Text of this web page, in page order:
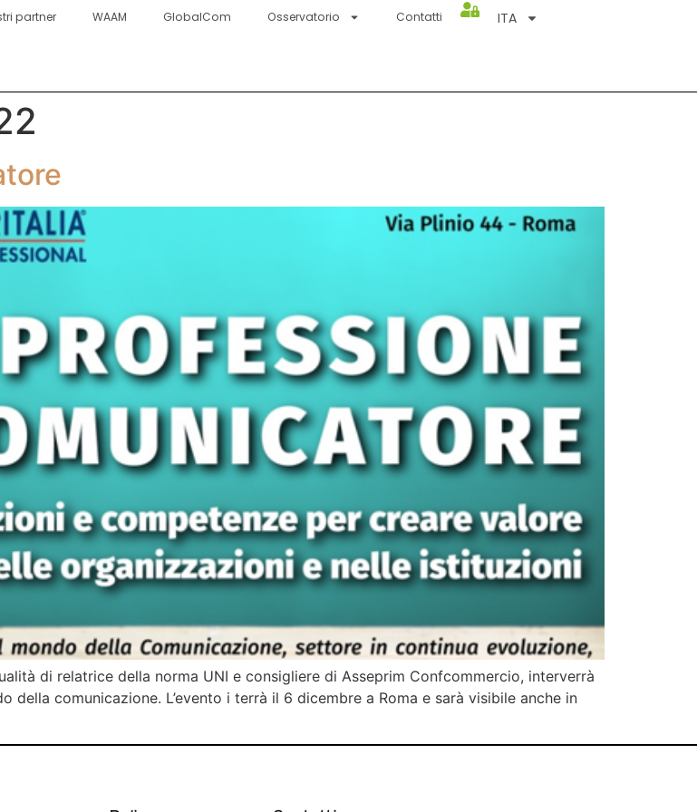
partner WAAM GlobalCom Osservatorio Contatti ITA
di relatrice della norma UNI e consigliere di Asseprim Confcommercio, interverrà
della comunicazione. L’evento i terrà il 6 dicembre a Roma e sarà visibile anche in